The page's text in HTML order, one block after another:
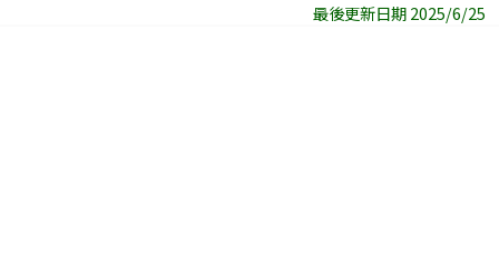
最後更新日期 2025/6/25